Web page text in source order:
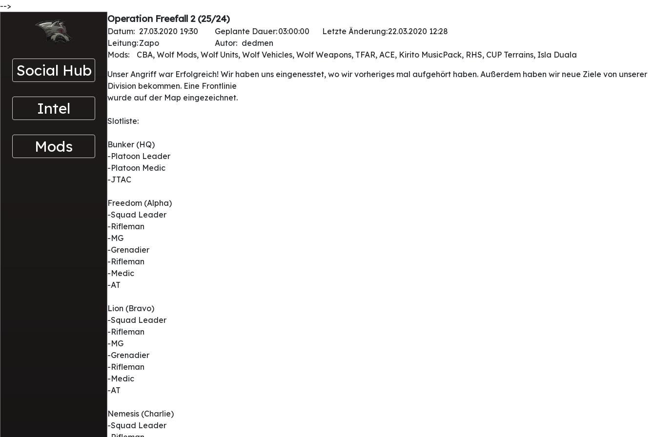
-->
Social Hub
Intel
Mods
Operation Freefall 2 (25/24)
Datum: 27.03.2020 19:30 Geplante Dauer:03:00:00 Letzte Änderung:22.03.2020 12:28
Leitung:Zapo Autor: dedmen
Mods:
CBA, Wolf Mods, Wolf Units, Wolf Vehicles, Wolf Weapons, TFAR, ACE, Kirito MusicPack, RHS, CUP Terrains, Isla Duala
Unser Angriff war Erfolgreich! Wir haben uns eingenesstet, wo wir vorheriges mal aufgehört haben. Außerdem haben wir neue Ziele von unserer
Division bekommen. Eine Frontlinie
wurde auf der Map eingezeichnet.
Slotliste:
Bunker (HQ)
-Platoon Leader
-Platoon Medic
-JTAC
Freedom (Alpha)
-Squad Leader
-Rifleman
-MG
-Grenadier
-Rifleman
-Medic
-AT
Lion (Bravo)
-Squad Leader
-Rifleman
-MG
-Grenadier
-Rifleman
-Medic
-AT
Nemesis (Charlie)
-Squad Leader